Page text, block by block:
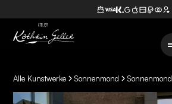
Alle Kunstwerke Sonnenmond Sonnenmond